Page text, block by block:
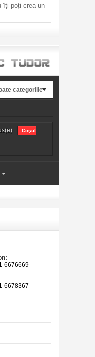
îți poți crea un
categoriile
Coşul
6676669
6678367